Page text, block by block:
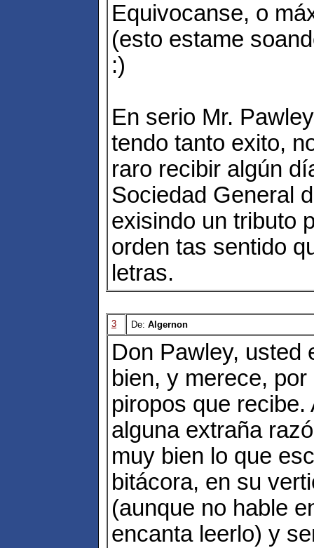
Equivocanse, o
(esto estame
:)
En serio Mr.
tendo tanto exito,
raro recibir algún
Sociedad General
exisindo un tributo
orden tas sentido
letras.
3 De: Algernon
Don Pawley, usted
bien, y merece,
piropos que recibe.
alguna extraña
muy bien lo que
bitácora, en su
(aunque no hable
encanta leerlo) y